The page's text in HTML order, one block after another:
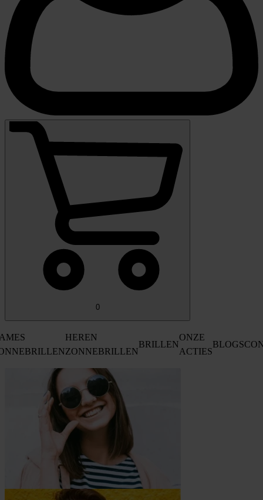
0
HEREN
ZONNEBRILLEN
BRILLEN
ONZE
ACTIES
BLOGS